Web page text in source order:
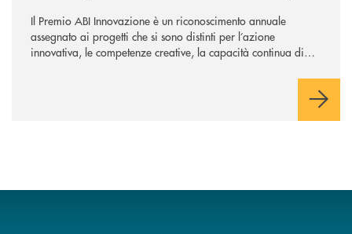
Il Premio ABI Innovazione è un riconoscimento annuale
assegnato ai progetti che si sono distinti per l’azione
innovativa, le competenze creative, la capacità continua di
operazioni e rispondere alla crescente velocità e complessità